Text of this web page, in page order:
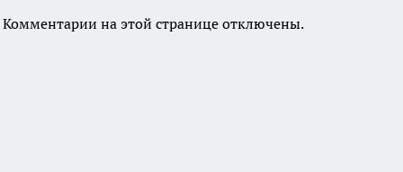
Комментарии на этой странице отключены.